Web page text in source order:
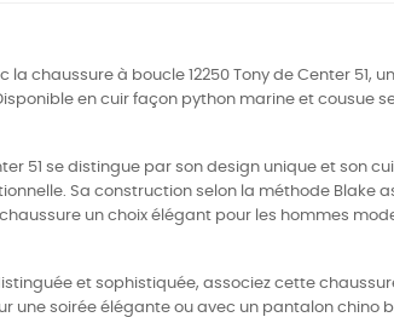
chaussure à boucle 12250 Tony de Center 51,
en cuir façon python marine et cousue
51 se distingue par son design unique et son
Sa construction selon la méthode Blake
un choix élégant pour les hommes
et sophistiquée, associez cette
une soirée élégante ou avec un pantalon chino